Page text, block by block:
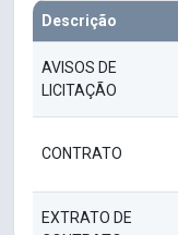
Descrição
AVISOS DE
LICITAÇÃO
CONTRATO
EXTRATO DE